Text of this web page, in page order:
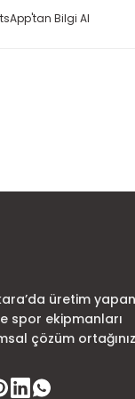
Bilgi Al
hatalar
üretim
spor ekipmanları
çözüm